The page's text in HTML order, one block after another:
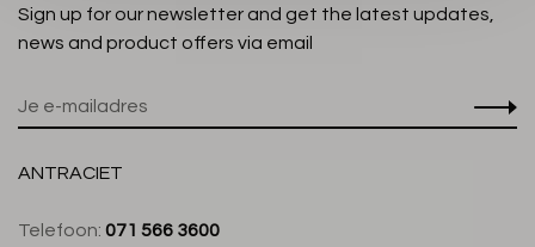
Sign up for our newsletter and get the latest updates,
news and product offers via email
ANTRACIET
Telefoon: 071 566 3600